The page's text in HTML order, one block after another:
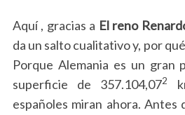
Aquí , gracias a El reno
da un salto cualitativo y, por
Porque Alemania es un gran
superficie de 357.104,072
españoles miran ahora. Antes